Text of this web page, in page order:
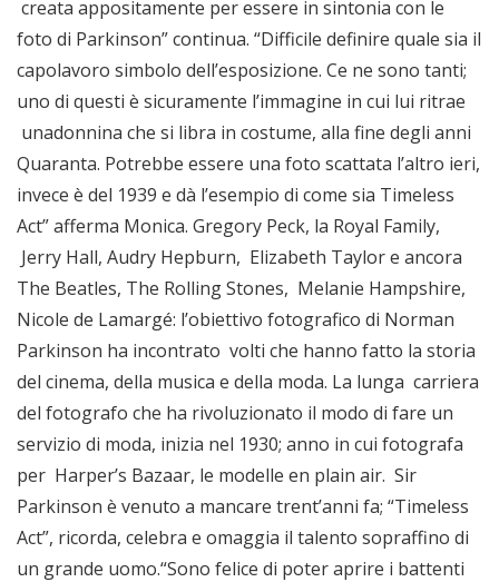
creata appositamente per essere in sintonia con le
foto di Parkinson” continua. “Difficile definire quale sia il
capolavoro simbolo dell’esposizione. Ce ne sono tanti;
uno di questi è sicuramente l’immagine in cui lui ritrae
unadonnina che si libra in costume, alla fine degli anni
Quaranta. Potrebbe essere una foto scattata l’altro ieri,
invece è del 1939 e dà l’esempio di come sia Timeless
Act” afferma Monica. Gregory Peck, la Royal Family,
Jerry Hall, Audry Hepburn, Elizabeth Taylor e ancora
The Beatles, The Rolling Stones, Melanie Hampshire,
Nicole de Lamargé: l’obiettivo fotografico di Norman
Parkinson ha incontrato volti che hanno fatto la storia
del cinema, della musica e della moda. La lunga carriera
del fotografo che ha rivoluzionato il modo di fare un
servizio di moda, inizia nel 1930; anno in cui fotografa
per Harper’s Bazaar, le modelle en plain air. Sir
Parkinson è venuto a mancare trent’anni fa; “Timeless
Act”, ricorda, celebra e omaggia il talento sopraffino di
un grande uomo.“Sono felice di poter aprire i battenti